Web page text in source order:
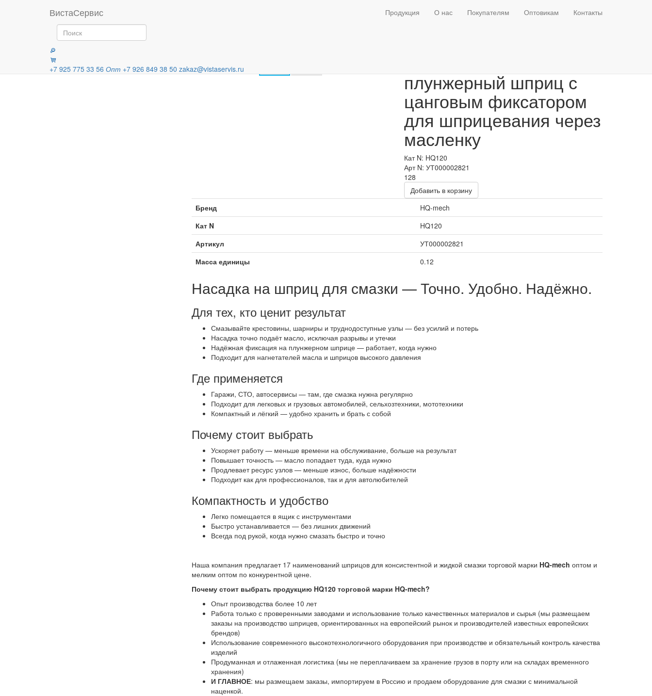
ВистаСервис Продукция О нас Покупателям Оптовикам Контакты
+7 925 775 33 56 Опт +7 926 849 38 50 zakaz@vistaservis.ru
Категории
плунжерный шприц с
цанговым фиксатором
для шприцевания через
масленку
Кат N: HQ120
Арт N: УТ000002821
128
Добавить в корзину
Бренд
HQ-mech
Кат N
HQ120
Артикул
УТ000002821
Масса единицы
0.12
Насадка на шприц для смазки — Точно. Удобно. Надёжно.
Для тех, кто ценит результат
Смазывайте крестовины, шарниры и труднодоступные узлы — без усилий и потерь
Насадка точно подаёт масло, исключая разрывы и утечки
Надёжная фиксация на плунжерном шприце — работает, когда нужно
Подходит для нагнетателей масла и шприцов высокого давления
Где применяется
Гаражи, СТО, автосервисы — там, где смазка нужна регулярно
Подходит для легковых и грузовых автомобилей, сельхозтехники, мототехники
Компактный и лёгкий — удобно хранить и брать с собой
Почему стоит выбрать
Ускоряет работу — меньше времени на обслуживание, больше на результат
Повышает точность — масло попадает туда, куда нужно
Продлевает ресурс узлов — меньше износ, больше надёжности
Подходит как для профессионалов, так и для автолюбителей
Компактность и удобство
Легко помещается в ящик с инструментами
Быстро устанавливается — без лишних движений
Всегда под рукой, когда нужно смазать быстро и точно
Наша компания предлагает 17 наименований шприцов для консистентной и жидкой смазки торговой марки HQ-mech оптом и
мелким оптом по конкурентной цене.
Почему стоит выбрать продукцию HQ120 торговой марки HQ-mech?
Опыт производства более 10 лет
Работа только с проверенными заводами и использование только качественных материалов и сырья (мы размещаем
заказы на производство шприцев, ориентированных на европейский рынок и производителей известных европейских
брендов)
Использование современного высокотехнологичного оборудования при производстве и обязательный контроль качества
изделий
Продуманная и отлаженная логистика (мы не переплачиваем за хранение грузов в порту или на складах временного
хранения)
И ГЛАВНОЕ: мы размещаем заказы, импортируем в Россию и продаем оборудование для смазки с минимальной
наценкой.